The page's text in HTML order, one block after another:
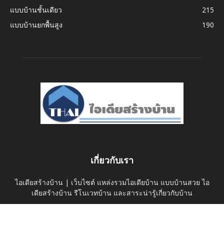
แบบบ้านชั้นเดียว
215
แบบบ้านยกพื้นสูง
190
เกี่ยวกับเรา
ไอเดียสร้างบ้าน | เว็บไซต์ แหล่งรวมไอเดียบ้าน แบบบ้านสวย ไอ
เดียสร้างบ้าน รีโนเวทบ้าน และสาระน่ารู้เกี่ยวกับบ้าน